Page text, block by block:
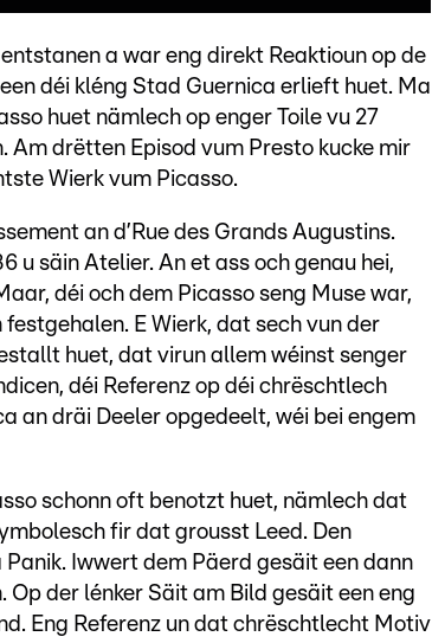
a war eng direkt Reaktioun op de
déi kléng Stad Guernica erlieft huet. Ma
huet nämlech op enger Toile vu 27
drëtten Episod vum Presto kucke mir
Wierk vum Picasso.
an d’Rue des Grands Augustins.
u säin Atelier. An et ass och genau hei,
déi och dem Picasso seng Muse war,
E Wierk, dat sech vun der
huet, dat virun allem wéinst senger
déi Referenz op déi chrëschtlech
an dräi Deeler opgedeelt, wéi bei engem
schonn oft benotzt huet, nämlech dat
fir dat grousst Leed. Den
Iwwert dem Päerd gesäit een dann
der lénker Säit am Bild gesäit een eng
Eng Referenz un dat chrëschtlecht Motiv